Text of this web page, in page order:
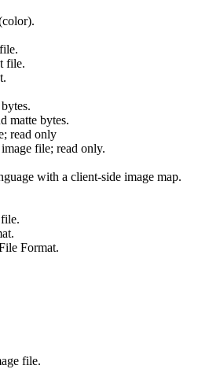
file.
matte bytes.
read only
file; read only.
with a client-side image map.
Format.
file.